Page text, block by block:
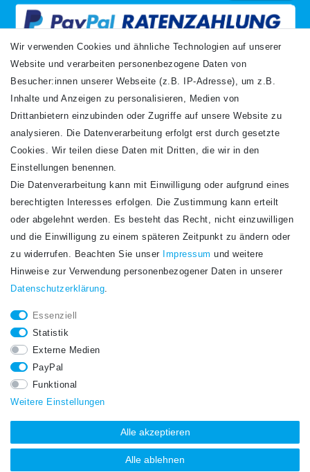
VERSANDARTEN
Newsletter
Honig
Hiermit bestätige ich, dass ich dieDaten­schutz­erklärunggelesen habe. Meine
STAY CONNECTED.
Wir verwenden Cookies und ähnliche Technologien auf unserer
Website und verarbeiten personenbezogene Daten von
Besucher:innen unserer Webseite (z.B. IP-Adresse), um z.B.
Inhalte und Anzeigen zu personalisieren, Medien von
Drittanbietern einzubinden oder Zugriffe auf unsere Website zu
analysieren. Die Datenverarbeitung erfolgt erst durch gesetzte
Cookies. Wir teilen diese Daten mit Dritten, die wir in den
Einstellungen benennen.
Die Datenverarbeitung kann mit Einwilligung oder aufgrund eines
berechtigten Interesses erfolgen. Die Zustimmung kann erteilt
oder abgelehnt werden. Es besteht das Recht, nicht einzuwilligen
und die Einwilligung zu einem späteren Zeitpunkt zu ändern oder
zu widerrufen. Beachten Sie unser
Impressum und weitere
Hinweise zur Verwendung personenbezogener Daten in unserer
Daten­schutz­erklärung.
Essenziell
Statistik
Externe Medien
PayPal
Funktional
Weitere Einstellungen
Alle akzeptieren
Alle ablehnen